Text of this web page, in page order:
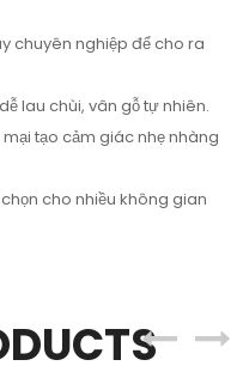
chuyên nghiệp để cho ra
lau chùi, vân gỗ tự nhiên.
tạo cảm giác nhẹ nhàng
cho nhiều không gian